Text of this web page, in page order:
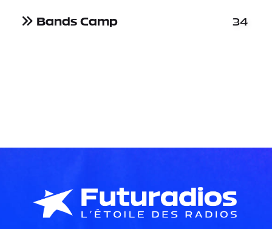
Bands Camp 34